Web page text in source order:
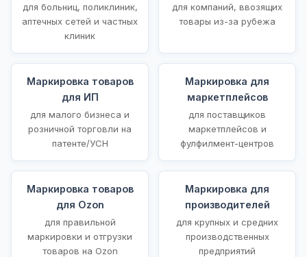
для больниц, поликлиник,
аптечных сетей и частных
клиник
для компаний, ввозящих
товары из-за рубежа
Маркировка товаров
для ИП
для малого бизнеса и
розничной торговли на
патенте/УСН
Маркировка для
маркетплейсов
для поставщиков
маркетплейсов и
фулфилмент-центров
Маркировка товаров
для Ozon
для правильной
маркировки и отгрузки
товаров на Ozon
Маркировка для
производителей
для крупных и средних
производственных
предприятий